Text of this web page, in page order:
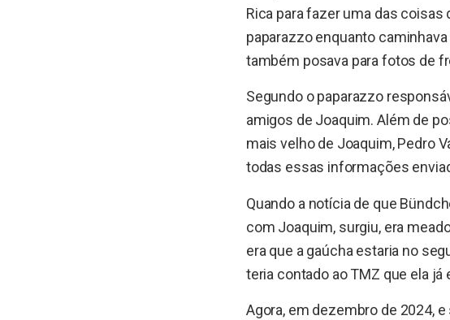
Rica para fazer uma das
paparazzo enquanto
também posava para fotos de
Segundo o paparazzo
amigos de Joaquim. Além de
mais velho de Joaquim, Pedro
todas essas informações
Quando a notícia de que
com Joaquim, surgiu, era
era que a gaúcha estaria no
teria contado ao TMZ que ela
Agora, em dezembro de 2024,